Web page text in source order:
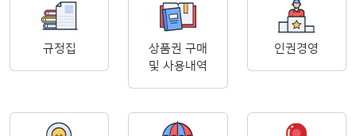
규정집
상품권 구매
및 사용내역
인권경영